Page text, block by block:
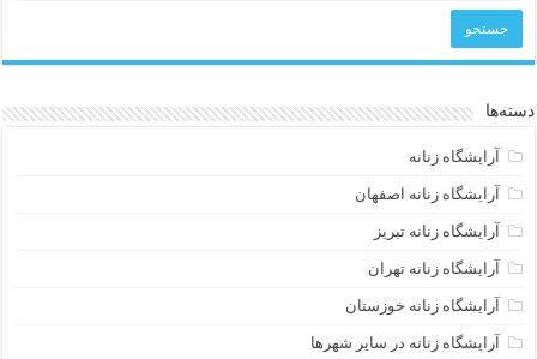
دسته‌ها
آرایشگاه زنانه
آرایشگاه زنانه اصفهان
آرایشگاه زنانه تبریز
آرایشگاه زنانه تهران
آرایشگاه زنانه خوزستان
آرایشگاه زنانه در سایر شهرها